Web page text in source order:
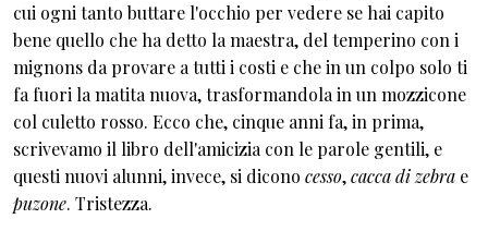
cui ogni tanto buttare l'occhio per vedere se hai capito
bene quello che ha detto la maestra, del temperino con i
mignons da provare a tutti i costi e che in un colpo solo ti
fa fuori la matita nuova, trasformandola in un mozzicone
col culetto rosso. Ecco che, cinque anni fa, in prima,
scrivevamo il libro dell'amicizia con le parole gentili, e
questi nuovi alunni, invece, si dicono cesso,cacca di zebra e
puzone. Tristezza.